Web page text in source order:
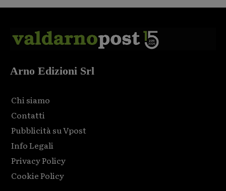
Arno Edizioni Srl
Chi siamo
Contatti
Pubblicità su Vpost
Info Legali
Privacy Policy
Cookie Policy